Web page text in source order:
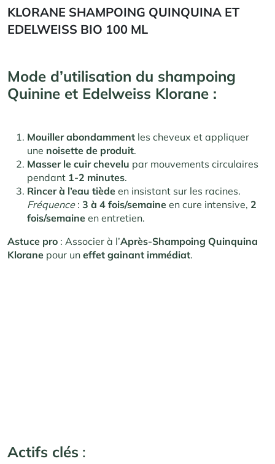
KLORANE SHAMPOING QUINQUINA ET
EDELWEISS BIO 100 ML
Mode d’utilisation du shampoing
Quinine et Edelweiss Klorane :
Mouiller abondamment les cheveux et appliquer
une noisette de produit.
Masser le cuir chevelu par mouvements circulaires
pendant 1-2 minutes.
Rincer à l’eau tiède en insistant sur les racines.
Fréquence: 3 à 4 fois/semaine en cure intensive, 2
fois/semaine en entretien.
Astuce pro : Associer à l’Après-Shampoing Quinquina
Klorane pour un effet gainant immédiat.
Actifs clés :